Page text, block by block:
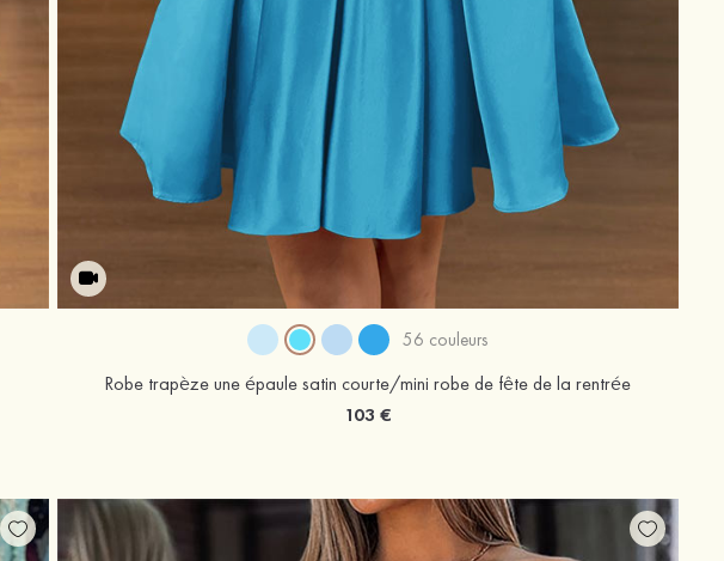
56 couleurs
Robe trapèze une épaule satin courte/mini robe de fête de la rentrée
103 €